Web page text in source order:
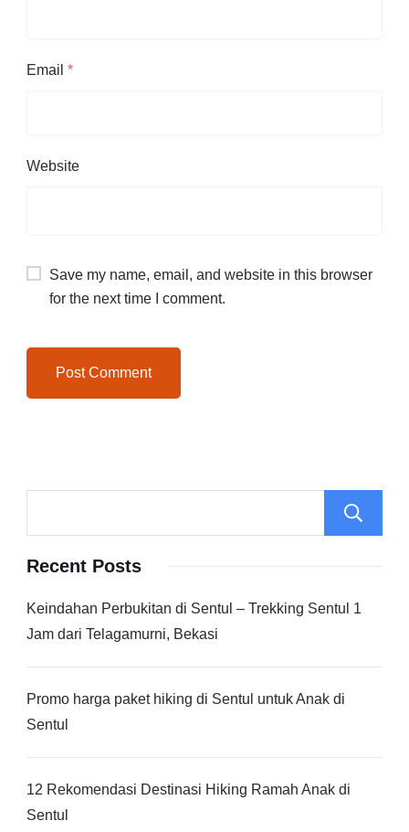
Email *
Website
Save my name, email, and website in this browser
for the next time I comment.
Recent Posts
Keindahan Perbukitan di Sentul – Trekking Sentul 1
Jam dari Telagamurni, Bekasi
Promo harga paket hiking di Sentul untuk Anak di
Sentul
12 Rekomendasi Destinasi Hiking Ramah Anak di
Sentul